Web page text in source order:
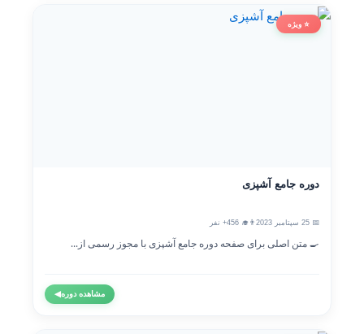
⭐ ویژه
دوره جامع آشپزی
📅 25 سپتامبر 2023 👨‍🎓 456+ نفر
🍳 متن اصلی برای صفحه دوره جامع آشپزی با مجوز رسمی از...
مشاهده دوره◀